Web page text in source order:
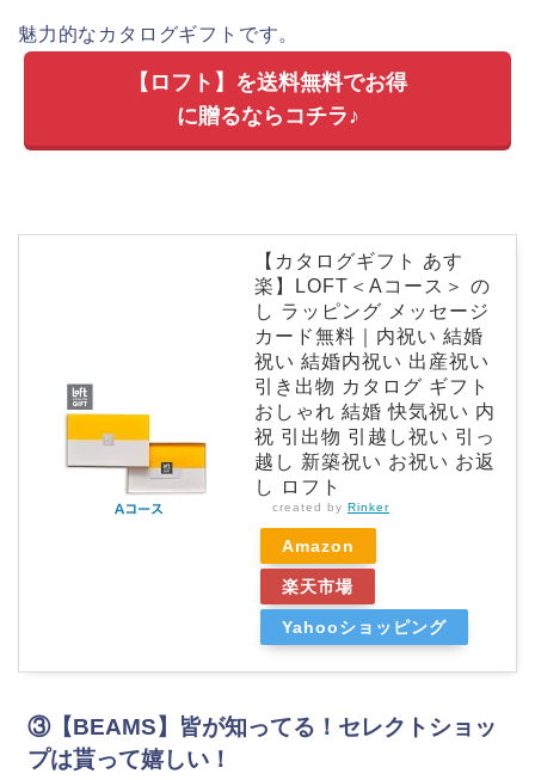
魅力的なカタログギフトです。
【ロフト】を送料無料でお得
に贈るならコチラ♪
【カタログギフト あす
楽】LOFT＜Aコース＞ の
し ラッピング メッセージ
カード無料｜内祝い 結婚
祝い 結婚内祝い 出産祝い
引き出物 カタログ ギフト
おしゃれ 結婚 快気祝い 内
祝 引出物 引越し祝い 引っ
越し 新築祝い お祝い お返
し ロフト
created by Rinker
Amazon
楽天市場
Yahooショッピング
③【BEAMS】皆が知ってる！セレクトショッ
プは貰って嬉しい！